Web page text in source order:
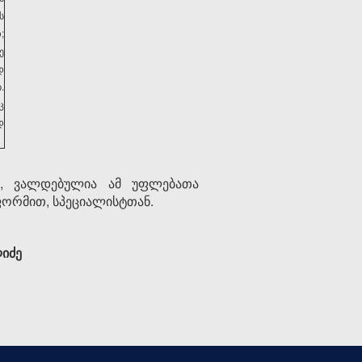
ვალდებულია ამ უფლებათა
სპეციალისტთან.